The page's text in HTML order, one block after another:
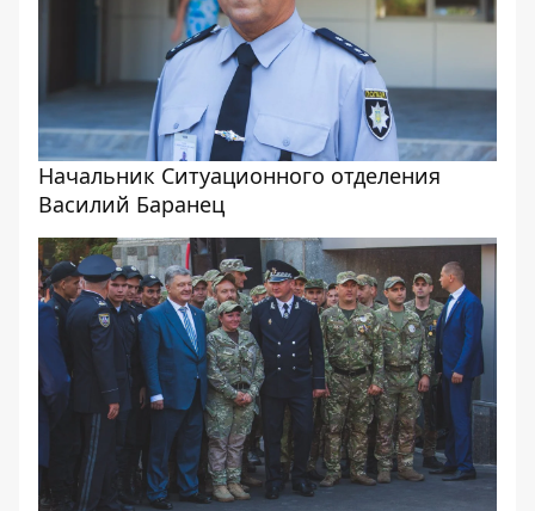
Начальник Ситуационного отделения
Василий Баранец